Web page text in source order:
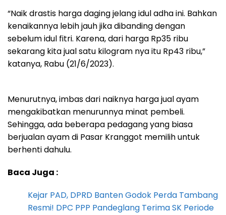
“Naik drastis harga daging jelang idul adha ini. Bahkan
kenaikannya lebih jauh jika dibanding dengan
sebelum idul fitri. Karena, dari harga Rp35 ribu
sekarang kita jual satu kilogram nya itu Rp43 ribu,”
katanya, Rabu (21/6/2023).
Menurutnya, imbas dari naiknya harga jual ayam
mengakibatkan menurunnya minat pembeli.
Sehingga, ada beberapa pedagang yang biasa
berjualan ayam di Pasar Kranggot memilih untuk
berhenti dahulu.
Baca Juga :
Kejar PAD, DPRD Banten Godok Perda Tambang
Resmi! DPC PPP Pandeglang Terima SK Periode